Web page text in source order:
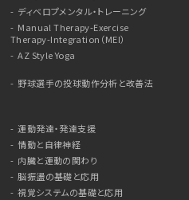
ディベロプメンタル・トレーニング
Manual Therapy-Exercise
Therapy-Integration（MEI）
AZ Style Yoga
野球選手の投球動作分析と改善法
運動発達・発達支援
情動と自律神経
内臓と運動の関わり
脳振盪の基礎と応用
視覚システムの基礎と応用